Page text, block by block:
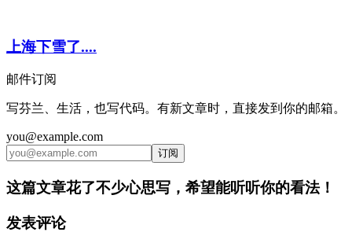
上海下雪了....
邮件订阅
写芬兰、生活，也写代码。有新文章时，直接发到你的邮箱。
you@example.com
订阅
这篇文章花了不少心思写，希望能听听你的看法！
发表评论